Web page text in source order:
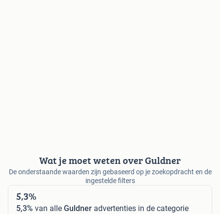
Wat je moet weten over Guldner
De onderstaande waarden zijn gebaseerd op je zoekopdracht en de
ingestelde filters
5,3%
5,3% van alle Guldner advertenties in de categorie